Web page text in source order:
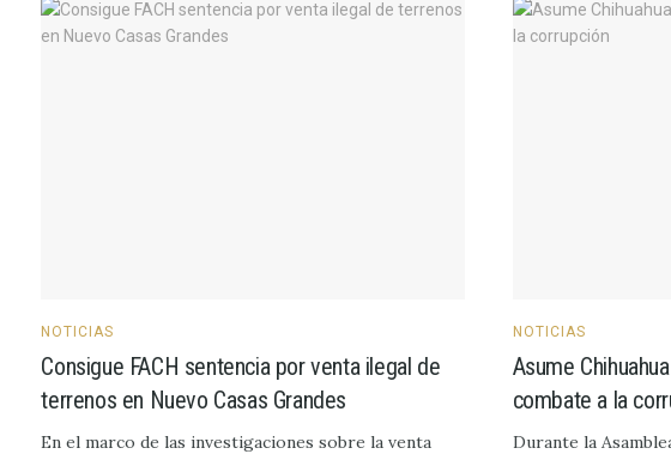
NOTICIAS
Consigue FACH sentencia por venta ilegal de
terrenos en Nuevo Casas Grandes
En el marco de las investigaciones sobre la venta
NOTICIAS
Asume
combate a la
Durante la